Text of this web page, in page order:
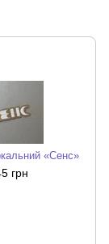
«Сенс»
грн